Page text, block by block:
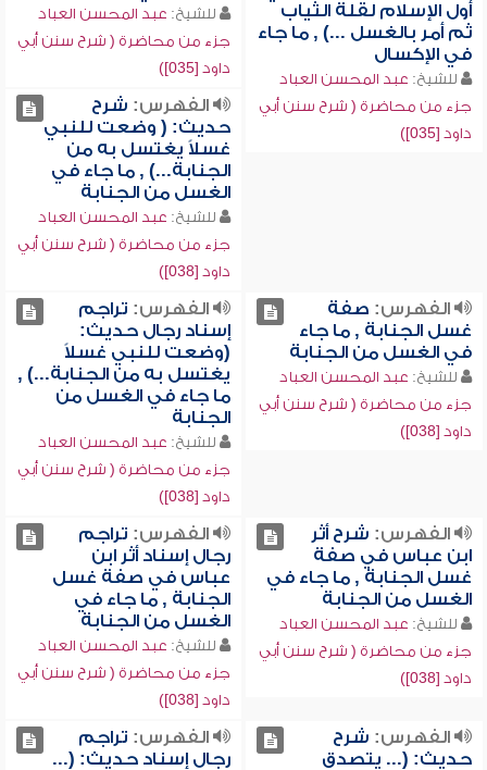
أول الإسلام لقلة الثياب
ثم أمر بالغسل ...) , ما جاء
في الإكسال
للشيخ: عبد المحسن العباد
جزء من محاضرة ( شرح سنن أبي
داود [035])
للشيخ: عبد المحسن العباد
جزء من محاضرة ( شرح سنن أبي
داود [035])
الفهرس: شرح
حديث: ( وضعت للنبي
غسلاً يغتسل به من
الجنابة...) , ما جاء في
الغسل من الجنابة
للشيخ: عبد المحسن العباد
جزء من محاضرة ( شرح سنن أبي
داود [038])
الفهرس: صفة
غسل الجنابة , ما جاء
في الغسل من الجنابة
للشيخ: عبد المحسن العباد
جزء من محاضرة ( شرح سنن أبي
داود [038])
الفهرس: تراجم
إسناد رجال حديث:
(وضعت للنبي غسلاً
يغتسل به من الجنابة...) ,
ما جاء في الغسل من
الجنابة
للشيخ: عبد المحسن العباد
جزء من محاضرة ( شرح سنن أبي
داود [038])
الفهرس: شرح أثر
ابن عباس في صفة
غسل الجنابة , ما جاء في
الغسل من الجنابة
للشيخ: عبد المحسن العباد
جزء من محاضرة ( شرح سنن أبي
داود [038])
الفهرس: تراجم
رجال إسناد أثر ابن
عباس في صفة غسل
الجنابة , ما جاء في
الغسل من الجنابة
للشيخ: عبد المحسن العباد
جزء من محاضرة ( شرح سنن أبي
داود [038])
الفهرس: شرح
حديث: (... يتصدق
الفهرس: تراجم
رجال إسناد حديث: (...